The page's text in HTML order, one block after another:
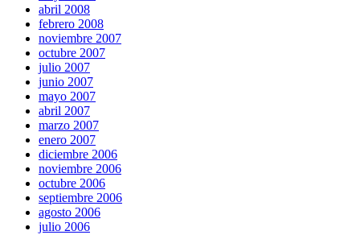
abril 2008
febrero 2008
noviembre 2007
octubre 2007
julio 2007
junio 2007
mayo 2007
abril 2007
marzo 2007
enero 2007
diciembre 2006
noviembre 2006
octubre 2006
septiembre 2006
agosto 2006
julio 2006